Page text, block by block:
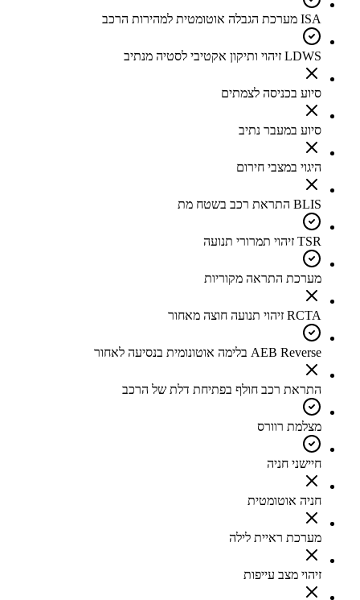
ISA מערכת הגבלה אוטומטית למהירות הרכב
LDWS זיהוי ותיקון אקטיבי לסטיה מנתיב
סיוע בכניסה לצמתים
סיוע במעבר נתיב
היגוי במצבי חירום
BLIS התראת רכב בשטח מת
TSR זיהוי תמרורי תנועה
מערכת התראה מקוריות
RCTA זיהוי תנועה חוצה מאחור
AEB Reverse בלימה אוטונומית בנסיעה לאחור
התראת רכב חולף בפתיחת דלת של הרכב
מצלמת רוורס
חיישני חניה
חניה אוטומטית
מערכת ראיית לילה
זיהוי מצב עייפות